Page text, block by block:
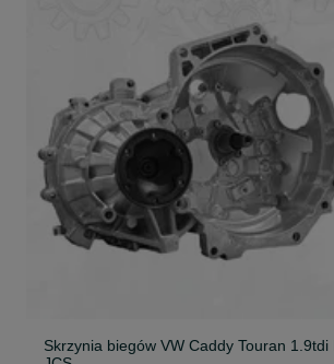
Skrzynia biegów VW Caddy Touran 1.9tdi